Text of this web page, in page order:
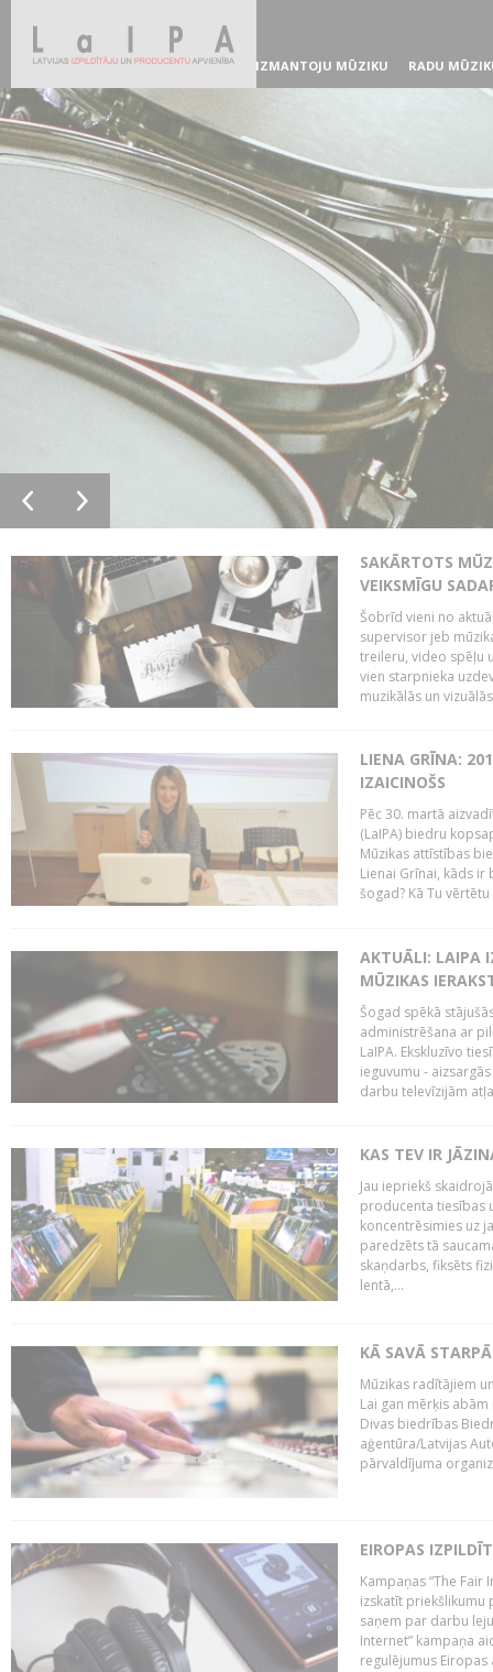
IZMANTOJU MŪZIKU RADU
SAKĀRTOTS
VEIKSMĪGU
Šobrīd vieni no
supervisor jeb
treileru, video spēļu
vien starpnieka
muzikālās un
LIENA GRĪNA:
IZAICINOŠS
Pēc 30. martā
(LaIPA) biedru
Mūzikas attīstības
Lienai Grīnai, kāds ir
šogad? Kā Tu
AKTUĀLI: LAIPA
MŪZIKAS
Šogad spēkā
administrēšana ar
LaIPA. Ekskluzīvo
ieguvumu -
darbu televīzijām
KAS TEV IR
Jau iepriekš
producenta tiesības
koncentrēsimies uz
paredzēts tā
skaņdarbs, fiksēts
lentā,...
KĀ SAVĀ
Mūzikas radītājiem
Lai gan mērķis
Divas biedrības
aģentūra/Latvijas
pārvaldījuma
EIROPAS
Kampaņas “The
izskatīt priekšlikumu
saņem par darbu
Internet” kampaņa
regulējumus